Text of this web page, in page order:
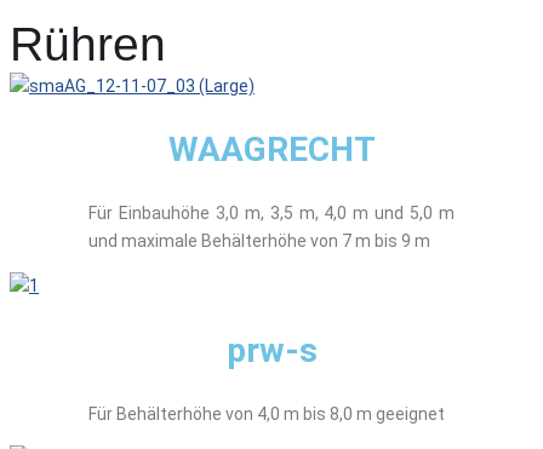
Rühren
WAAGRECHT
Für Einbauhöhe 3,0 m, 3,5 m, 4,0 m und 5,0 m
und maximale Behälterhöhe von 7 m bis 9 m
prw-s
Für Behälterhöhe von 4,0 m bis 8,0 m geeignet